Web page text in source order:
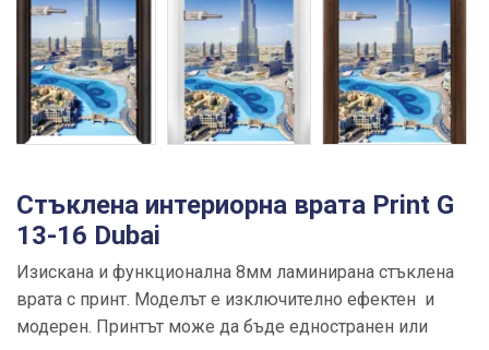
Стъклена интериорна врата Print G
13-16 Dubai
Изискана и функционална 8мм ламинирана стъклена
врата с принт. Моделът е изключително ефектен и
модерен. Принтът може да бъде едностранен или